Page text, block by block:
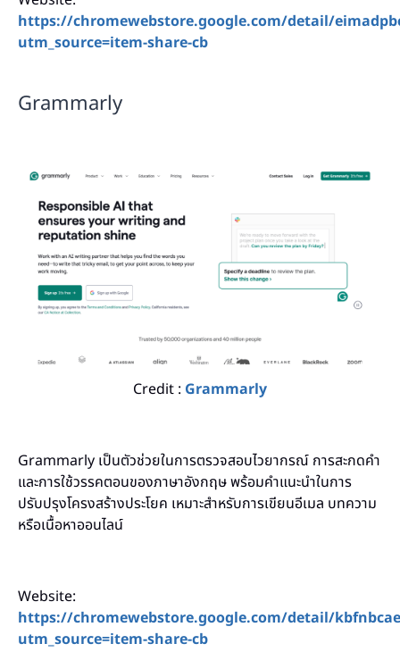
https://chromewebstore.google.com/detail/
utm_source=item-share-cb
Grammarly
Credit : Grammarly
Grammarly เป็นตัวช่วยในการตรวจสอบไวยากรณ์ การสะกดคำ
และการใช้วรรคตอนของภาษาอังกฤษ พร้อมคำแนะนำในการ
ปรับปรุงโครงสร้างประโยค เหมาะสำหรับการเขียนอีเมล บทความ
หรือเนื้อหาออนไลน์
Website:
https://chromewebstore.google.com/detail/
utm_source=item-share-cb